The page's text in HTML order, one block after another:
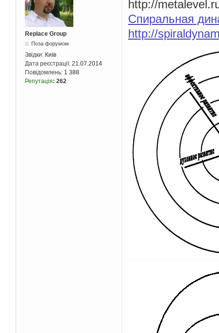
Replace Group
Поза форумом
Звідки: Київ
Дата реєстрації: 21.07.2014
Повідомлень: 1 388
Репутація: 262
Спиральная
http://